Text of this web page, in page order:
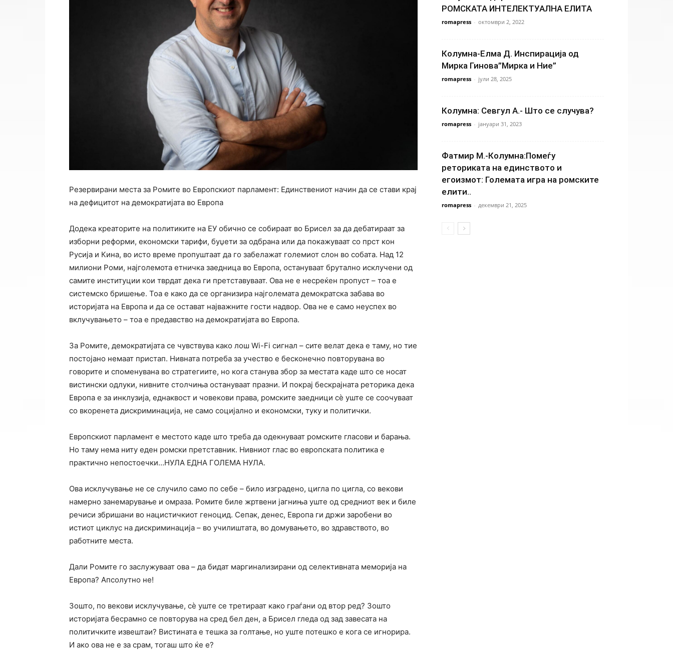
Резервирани места за Ромите во Европскиот парламент: Единствениот начин да се стави крај
на дефицитот на демократијата во Европа
Додека креаторите на политиките на ЕУ обично се собираат во Брисел за да дебатираат за
изборни реформи, економски тарифи, буџети за одбрана или да покажуваат со прст кон
Русија и Кина, во исто време пропуштаат да го забелажат големиот слон во собата. Над 12
милиони Роми, најголемота етничка заедница во Европа, остануваат брутално исклучени од
самите институции кои тврдат дека ги претставуваат. Ова не е несреќен пропуст – тоа е
системско бришење. Тоа е како да се организира најголемата демократска забава во
историјата на Европа и да се остават најважните гости надвор. Ова не е само неуспех во
вклучувањето – тоа е предавство на демократијата во Европа.
За Ромите, демократијата се чувствува како лош Wi-Fi сигнал – сите велат дека е таму, но тие
постојано немаат пристап. Нивната потреба за учество е бесконечно повторувана во
говорите и споменувана во стратегиите, но кога станува збор за местата каде што се носат
вистински одлуки, нивните столчиња остануваат празни. И покрај бескрајната реторика дека
Европа е за инклузија, еднаквост и човекови права, ромските заедници сè уште се соочуваат
со вкоренета дискриминација, не само социјално и економски, туку и политички.
Европскиот парламент е местото каде што треба да одекнуваат ромските гласови и барања.
Но таму нема ниту еден ромски претставник. Нивниот глас во европската политика е
практично непостоечки…НУЛА ЕДНА ГОЛЕМА НУЛА.
Ова исклучување не се случило само по себе – било изградено, цигла по цигла, со векови
намерно занемарување и омраза. Ромите биле жртвени јагниња уште од средниот век и биле
речиси збришани во нацистичкиот геноцид. Сепак, денес, Европа ги држи заробени во
истиот циклус на дискриминација – во училиштата, во домувањето, во здравството, во
работните места.
Дали Ромите го заслужуваат ова – да бидат маргинализирани од селективната меморија на
Европа? Апсолутно не!
Зошто, по векови исклучување, сè уште се третираат како граѓани од втор ред? Зошто
историјата бесрамно се повторува на сред бел ден, а Брисел гледа од зад завесата на
политичките извештаи? Вистината е тешка за голтање, но уште потешко е кога се игнорира.
И ако ова не е за срам, тогаш што ќе е?
РОМСКАТА ИНТЕЛЕКТУАЛНА ЕЛИТА
romapress - октомври 2, 2022
Колумна-Елма Д. Инспирација од
Мирка Гинова”Мирка и Ние”
romapress - јули 28, 2025
Колумна: Севгул А.- Што се случува?
romapress - јануари 31, 2023
Фатмир М.-Колумна:Помеѓу
реториката на единството и
егоизмот: Големата игра на ромските
елити..
romapress - декември 21, 2025